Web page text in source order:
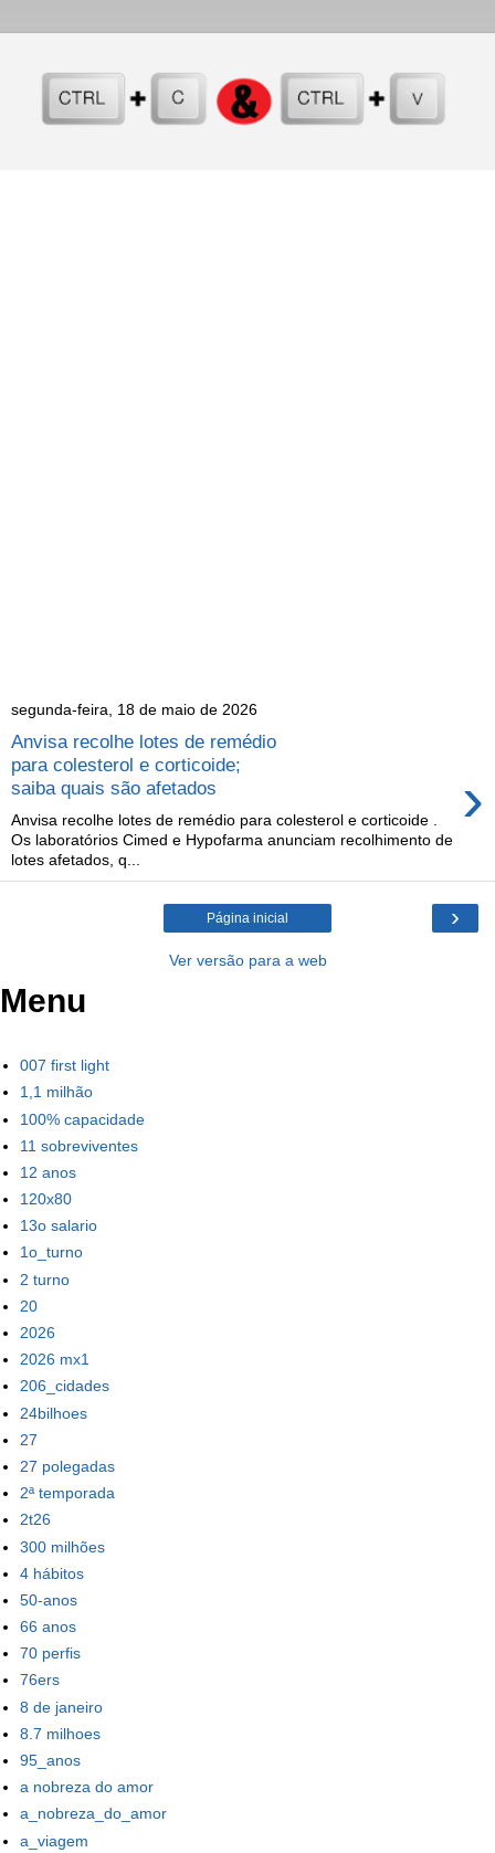
segunda-feira, 18 de maio de 2026
Anvisa recolhe lotes de remédio
para colesterol e corticoide;
saiba quais são afetados
›
Anvisa recolhe lotes de remédio para colesterol e corticoide .
Os laboratórios Cimed e Hypofarma anunciam recolhimento de
lotes afetados, q...
›
Página inicial
Ver versão para a web
Menu
007 first light
1,1 milhão
100% capacidade
11 sobreviventes
12 anos
120x80
13o salario
1o_turno
2 turno
20
2026
2026 mx1
206_cidades
24bilhoes
27
27 polegadas
2ª temporada
2t26
300 milhões
4 hábitos
50-anos
66 anos
70 perfis
76ers
8 de janeiro
8.7 milhoes
95_anos
a nobreza do amor
a_nobreza_do_amor
a_viagem